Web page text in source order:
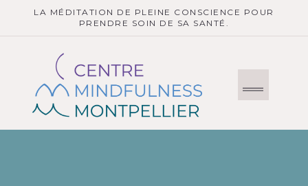
LA MÉDITATION DE PLEINE CONSCIENCE POUR
PRENDRE SOIN DE SA SANTÉ.